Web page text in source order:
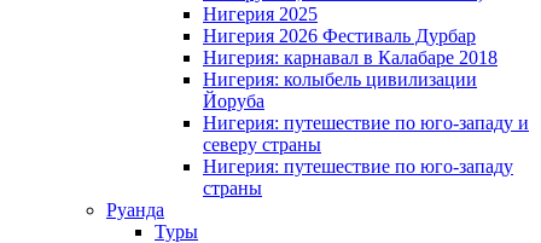
Нигерия 2025
Нигерия 2026 Фестиваль Дурбар
Нигерия: карнавал в Калабаре 2018
Нигерия: колыбель цивилизации
Йоруба
Нигерия: путешествие по юго-западу и
северу страны
Нигерия: путешествие по юго-западу
страны
Руанда
Туры